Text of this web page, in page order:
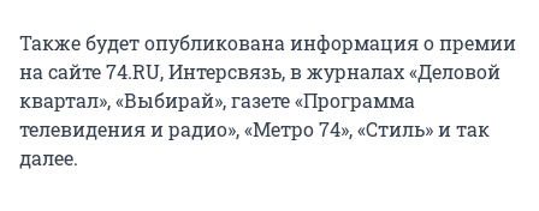
Также будет опубликована информация о премии
на сайте 74.RU, Интерсвязь, в журналах «Деловой
квартал», «Выбирай», газете «Программа
телевидения и радио», «Метро 74», «Стиль» и так
далее.